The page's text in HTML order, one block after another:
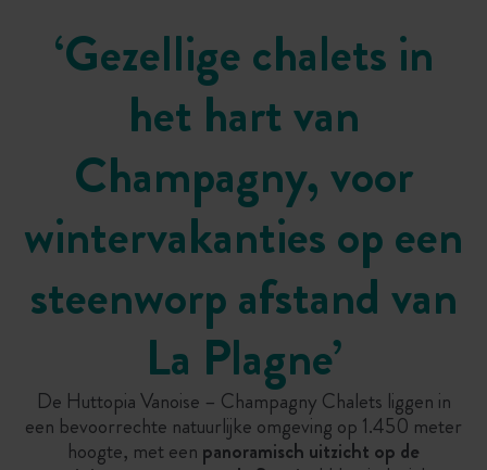
‘Gezellige chalets in
het hart van
Champagny, voor
wintervakanties op een
steenworp afstand van
La Plagne’
De Huttopia Vanoise – Champagny Chalets liggen in
een bevoorrechte natuurlijke omgeving op 1.450 meter
hoogte, met een panoramisch uitzicht op de